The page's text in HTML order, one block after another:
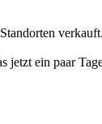
verkauft.
jetzt ein paar